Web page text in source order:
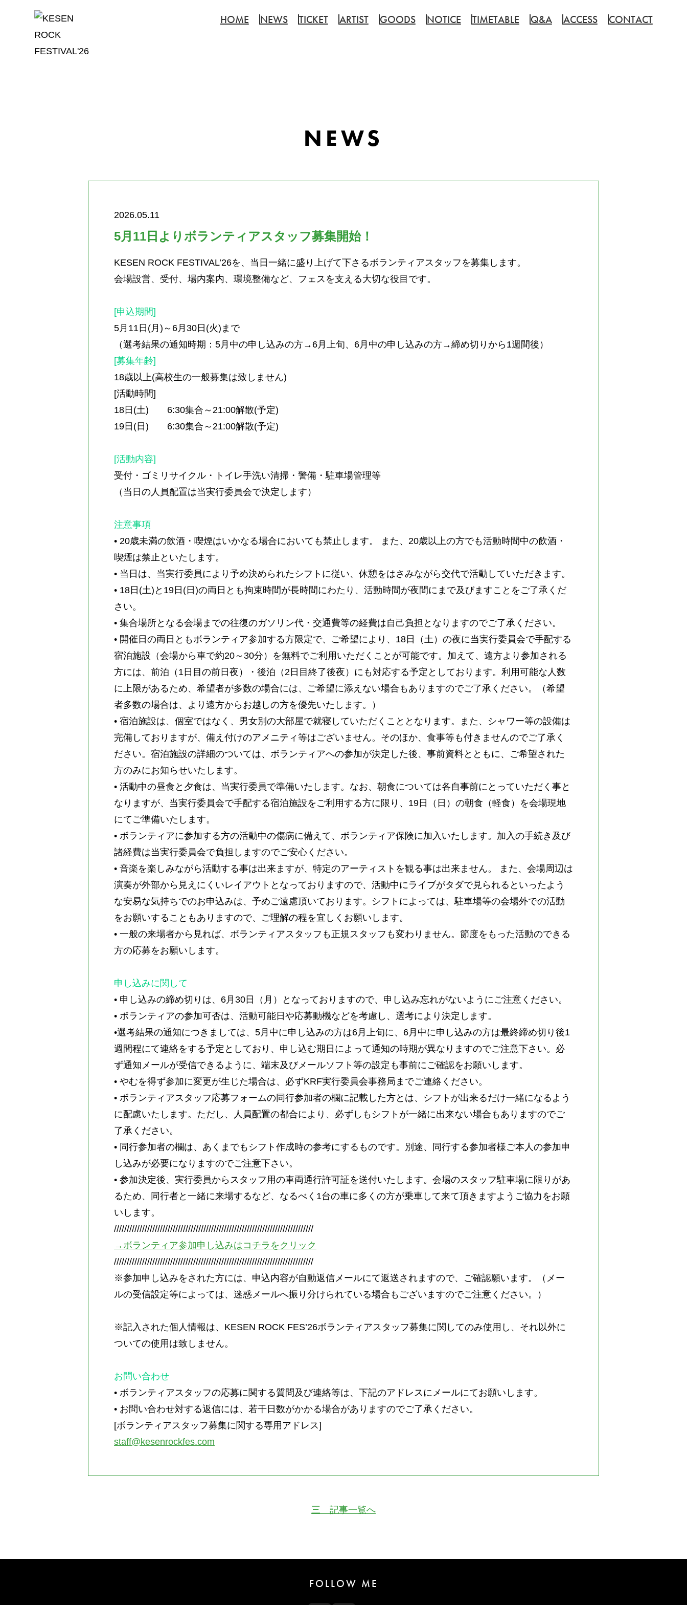
HOME NEWS TICKET ARTIST GOODS NOTICE TIMETABLE Q&A ACCESS CONTACT
NEWS
2026.05.11
5月11日よりボランティアスタッフ募集開始！
KESEN ROCK FESTIVAL’26を、当日一緒に盛り上げて下さるボランティアスタッフを募集します。
会場設営、受付、場内案内、環境整備など、フェスを支える大切な役目です。
[申込期間]
5月11日(月)～6月30日(火)まで
（選考結果の通知時期：5月中の申し込みの方→6月上旬、6月中の申し込みの方→締め切りから1週間後）
[募集年齢]
18歳以上(高校生の一般募集は致しません)
[活動時間]
18日(土) 6:30集合～21:00解散(予定)
19日(日) 6:30集合～21:00解散(予定)
[活動内容]
受付・ゴミリサイクル・トイレ手洗い清掃・警備・駐車場管理等
（当日の人員配置は当実行委員会で決定します）
注意事項
• 20歳未満の飲酒・喫煙はいかなる場合においても禁止します。 また、20歳以上の方でも活動時間中の飲酒・
喫煙は禁止といたします。
• 当日は、当実行委員により予め決められたシフトに従い、休憩をはさみながら交代で活動していただきます。
• 18日(土)と19日(日)の両日とも拘束時間が長時間にわたり、活動時間が夜間にまで及びますことをご了承くだ
さい。
• 集合場所となる会場までの往復のガソリン代・交通費等の経費は自己負担となりますのでご了承ください。
• 開催日の両日ともボランティア参加する方限定で、ご希望により、18日（土）の夜に当実行委員会で手配する
宿泊施設（会場から車で約20～30分）を無料でご利用いただくことが可能です。加えて、遠方より参加される
方には、前泊（1日目の前日夜）・後泊（2日目終了後夜）にも対応する予定としております。利用可能な人数
に上限があるため、希望者が多数の場合には、ご希望に添えない場合もありますのでご了承ください。（希望
者多数の場合は、より遠方からお越しの方を優先いたします。）
• 宿泊施設は、個室ではなく、男女別の大部屋で就寝していただくこととなります。また、シャワー等の設備は
完備しておりますが、備え付けのアメニティ等はございません。そのほか、食事等も付きませんのでご了承く
ださい。宿泊施設の詳細のついては、ボランティアへの参加が決定した後、事前資料とともに、ご希望された
方のみにお知らせいたします。
• 活動中の昼食と夕食は、当実行委員で準備いたします。なお、朝食については各自事前にとっていただく事と
なりますが、当実行委員会で手配する宿泊施設をご利用する方に限り、19日（日）の朝食（軽食）を会場現地
にてご準備いたします。
• ボランティアに参加する方の活動中の傷病に備えて、ボランティア保険に加入いたします。加入の手続き及び
諸経費は当実行委員会で負担しますのでご安心ください。
• 音楽を楽しみながら活動する事は出来ますが、特定のアーティストを観る事は出来ません。 また、会場周辺は
演奏が外部から見えにくいレイアウトとなっておりますので、活動中にライブがタダで見られるといったよう
な安易な気持ちでのお申込みは、予めご遠慮頂いております。シフトによっては、駐車場等の会場外での活動
をお願いすることもありますので、ご理解の程を宜しくお願いします。
• 一般の来場者から見れば、ボランティアスタッフも正規スタッフも変わりません。節度をもった活動のできる
方の応募をお願いします。
申し込みに関して
• 申し込みの締め切りは、6月30日（月）となっておりますので、申し込み忘れがないようにご注意ください。
• ボランティアの参加可否は、活動可能日や応募動機などを考慮し、選考により決定します。
•選考結果の通知につきましては、5月中に申し込みの方は6月上旬に、6月中に申し込みの方は最終締め切り後1
週間程にて連絡をする予定としており、申し込む期日によって通知の時期が異なりますのでご注意下さい。必
ず通知メールが受信できるように、端末及びメールソフト等の設定も事前にご確認をお願いします。
• やむを得ず参加に変更が生じた場合は、必ずKRF実行委員会事務局までご連絡ください。
• ボランティアスタッフ応募フォームの同行参加者の欄に記載した方とは、シフトが出来るだけ一緒になるよう
に配慮いたします。ただし、人員配置の都合により、必ずしもシフトが一緒に出来ない場合もありますのでご
了承ください。
• 同行参加者の欄は、あくまでもシフト作成時の参考にするものです。別途、同行する参加者様ご本人の参加申
し込みが必要になりますのでご注意下さい。
• 参加決定後、実行委員からスタッフ用の車両通行許可証を送付いたします。会場のスタッフ駐車場に限りがあ
るため、同行者と一緒に来場するなど、なるべく1台の車に多くの方が乗車して来て頂きますようご協力をお願
いします。
//////////////////////////////////////////////////////////////////////////////
→ ボランティア参加申し込みはコチラをクリック
//////////////////////////////////////////////////////////////////////////////
※参加申し込みをされた方には、申込内容が自動返信メールにて返送されますので、ご確認願います。（メー
ルの受信設定等によっては、迷惑メールへ振り分けられている場合もございますのでご注意ください。）
※記入された個人情報は、KESEN ROCK FES’26ボランティアスタッフ募集に関してのみ使用し、それ以外に
ついての使用は致しません。
お問い合わせ
• ボランティアスタッフの応募に関する質問及び連絡等は、下記のアドレスにメールにてお願いします。
• お問い合わせ対する返信には、若干日数がかかる場合がありますのでご了承ください。
[ボランティアスタッフ募集に関する専用アドレス]
staff@kesenrockfes.com
三 記事一覧へ
FOLLOW ME